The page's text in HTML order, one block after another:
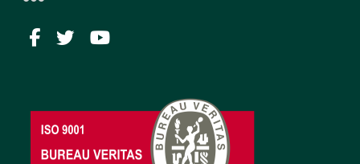
Facebook
TwitterYouTube